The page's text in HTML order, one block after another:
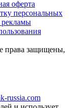
оферта
персональных
рекламы
защищены,
russia.com